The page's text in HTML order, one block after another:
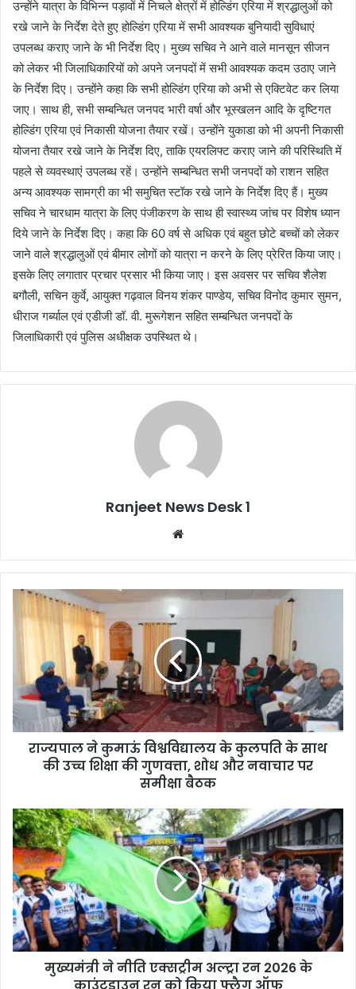
उन्होंने यात्रा के विभिन्न पड़ावों में निचले क्षेत्रों में होल्डिंग एरिया में श्रद्धालुओं को
रखे जाने के निर्देश देते हुए होल्डिंग एरिया में सभी आवश्यक बुनियादी सुविधाएं
उपलब्ध कराए जाने के भी निर्देश दिए। मुख्य सचिव ने आने वाले मानसून सीजन
को लेकर भी जिलाधिकारियों को अपने जनपदों में सभी आवश्यक कदम उठाए जाने
के निर्देश दिए। उन्होंने कहा कि सभी होल्डिंग एरिया को अभी से एक्टिवेट कर लिया
जाए। साथ ही, सभी सम्बन्धित जनपद भारी वर्षा और भूस्खलन आदि के दृष्टिगत
होल्डिंग एरिया एवं निकासी योजना तैयार रखें। उन्होंने युकाडा को भी अपनी निकासी
योजना तैयार रखे जाने के निर्देश दिए, ताकि एयरलिफ्ट कराए जाने की परिस्थिति में
पहले से व्यवस्थाएं उपलब्ध रहें। उन्होंने सम्बन्धित सभी जनपदों को राशन सहित
अन्य आवश्यक सामग्री का भी समुचित स्टॉक रखे जाने के निर्देश दिए हैं। मुख्य
सचिव ने चारधाम यात्रा के लिए पंजीकरण के साथ ही स्वास्थ्य जांच पर विशेष ध्यान
दिये जाने के निर्देश दिए। कहा कि 60 वर्ष से अधिक एवं बहुत छोटे बच्चों को लेकर
जाने वाले श्रद्धालुओं एवं बीमार लोगों को यात्रा न करने के लिए प्रेरित किया जाए।
इसके लिए लगातार प्रचार प्रसार भी किया जाए। इस अवसर पर सचिव शैलेश
बगौली, सचिन कुर्वे, आयुक्त गढ़वाल विनय शंकर पाण्डेय, सचिव विनोद कुमार सुमन,
धीराज गर्ब्याल एवं एडीजी डॉ. वी. मुरूगेशन सहित सम्बन्धित जनपदों के
जिलाधिकारी एवं पुलिस अधीक्षक उपस्थित थे।
Ranjeet News Desk 1
te
राज्यपाल ने कुमाऊं विश्वविद्यालय के कुलपति के साथ
की उच्च शिक्षा की गुणवत्ता, शोध और नवाचार पर
समीक्षा बैठक
मुख्यमंत्री ने नीति एक्सट्रीम अल्ट्रा रन 2026 के
काउंटडाउन रन को किया फ्लैग ऑफ